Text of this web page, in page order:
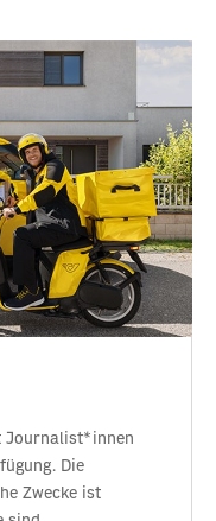
Journalist*innen
Die
Zwecke ist